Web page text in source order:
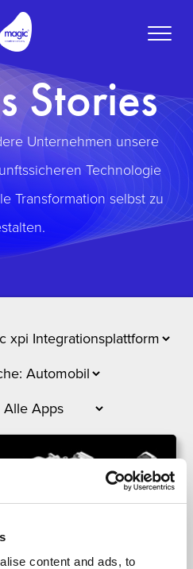
content and ads, to
Toggle
Stories
Unternehmen unsere
Technologie
Transformation selbst zu